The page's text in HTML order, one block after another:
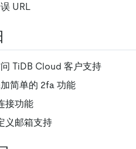
URL
TiDB Cloud 客户支持
简单的 2fa 功能
接功能
义邮箱支持